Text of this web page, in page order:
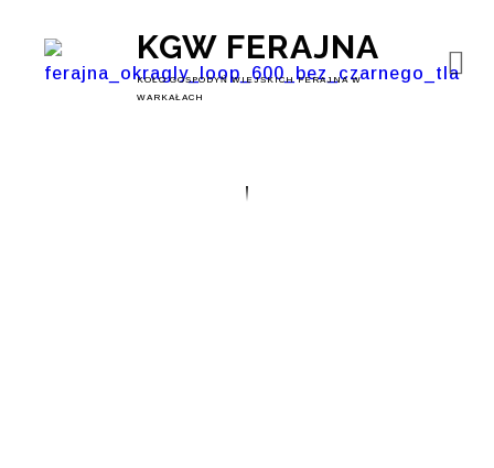
KGW FERAJNA
KOŁO GOSPODYŃ WIEJSKICH FERAJNA W
WARKAŁACH